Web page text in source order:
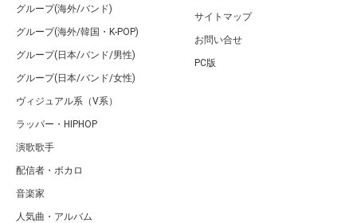
グループ(海外/バンド)
グループ(海外/韓国・K-POP)
グループ(日本/バンド/男性)
グループ(日本/バンド/女性)
ヴィジュアル系（V系）
ラッパー・HIPHOP
演歌歌手
配信者・ボカロ
音楽家
人気曲・アルバム
サイトマップ
お問い合せ
PC版